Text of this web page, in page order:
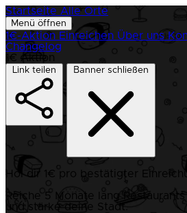
Startseite Alle Orte
Menü öffnen
1€-Aktion Einreichen Über uns
Changelog
1€ Aktion
Link teilen Banner schließen
Hol dir 1€ pro bestätigter
Reiche 5 Monate lang
und stärke deine Stadt.